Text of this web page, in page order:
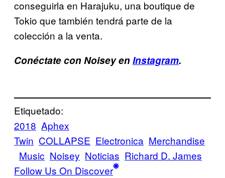
conseguirla en Harajuku, una boutique de
Tokio que también tendrá parte de la
colección a la venta.
Conéctate con Noisey enInstagram.
Etiquetado:
2018 Aphex
Twin COLLAPSE Electronica Merchandise
Music Noisey Noticias Richard D. James
Follow Us On Discover